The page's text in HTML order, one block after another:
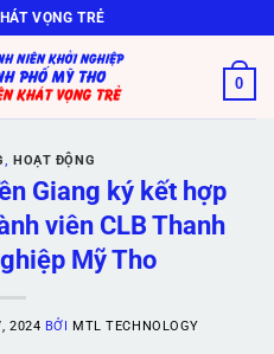
VỌNG TRẺ
0
,HOẠT ĐỘNG
Giang ký kết hợp
viên CLB Thanh
Mỹ Tho
2024 BỞI MTL TECHNOLOGY